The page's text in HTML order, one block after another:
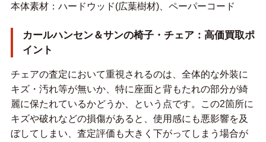
本体素材：ハードウッド(広葉樹材)、ペーパーコード
カールハンセン＆サンの椅子・チェア：高価買取ポ
イント
チェアの査定において重視されるのは、全体的な外装に
キズ・汚れ等が無いか、特に座面と背もたれの部分が綺
麗に保たれているかどうか、という点です。この2箇所に
キズや破れなどの損傷があると、使用感にも悪影響を及
ぼしてしまい、査定評価も大きく下がってしまう場合が